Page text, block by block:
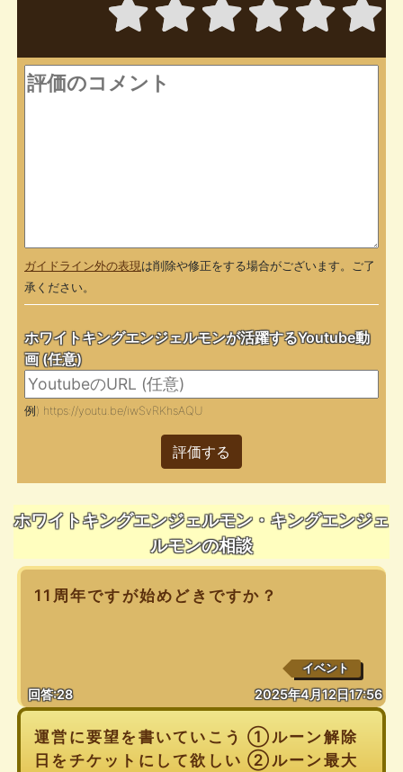
ガイドライン外の表現は削除や修正をする場合がございます。ご了
承ください。
ホワイトキングエンジェルモンが活躍するYoutube動
画 (任意)
例) https://youtu.be/iwSvRKhsAQU
評価する
ホワイトキングエンジェルモン・キングエンジェ
ルモンの相談
11周年ですが始めどきですか？
イベント
回答:28 2025年4月12日17:56
運営に要望を書いていこう ①ルーン解除
日をチケットにして欲しい ②ルーン最大